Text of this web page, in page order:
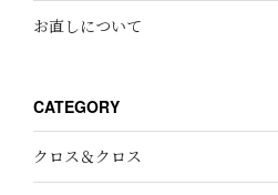
お直しについて
CATEGORY
クロス＆クロス